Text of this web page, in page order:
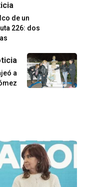
de un
226: dos
a